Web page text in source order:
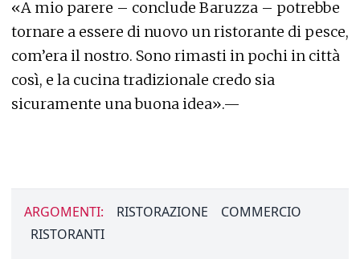
«A mio parere – conclude Baruzza – potrebbe
tornare a essere di nuovo un ristorante di pesce,
com’era il nostro. Sono rimasti in pochi in città
così, e la cucina tradizionale credo sia
sicuramente una buona idea».—
ARGOMENTI: RISTORAZIONE
COMMERCIO
RISTORANTI